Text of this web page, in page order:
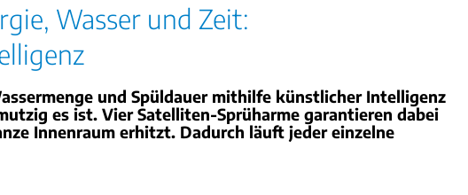
Wasser und Zeit:
und Spüldauer mithilfe künstlicher Intelligenz
es ist. Vier Satelliten-Sprüharme garantieren dabei
Innenraum erhitzt. Dadurch läuft jeder einzelne